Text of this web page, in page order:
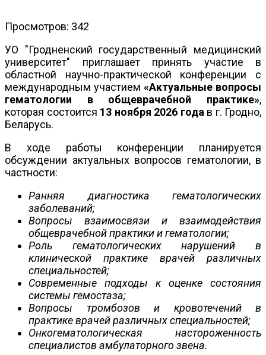
Просмотров: 342
УО "Гродненский государственный медицинский
университет" приглашает принять участие в
областной научно-практической конференции с
международным участием «Актуальные вопросы
гематологии в общеврачебной практике»,
которая состоится 13 ноября 2026 года в г. Гродно,
Беларусь.
В ходе работы конференции планируется
обсуждении актуальных вопросов гематологии, в
частности:
Ранняя диагностика гематологических
заболеваний;
Вопросы взаимосвязи и взаимодействия
общеврачебной практики и гематологии;
Роль гематологических нарушений в
клинической практике врачей различных
специальностей;
Современные подходы к оценке состояния
системы гемостаза;
Вопросы тромбозов и кровотечений в
практике врачей различных специальностей;
Онкогематологическая настороженность
специалистов амбулаторного звена.